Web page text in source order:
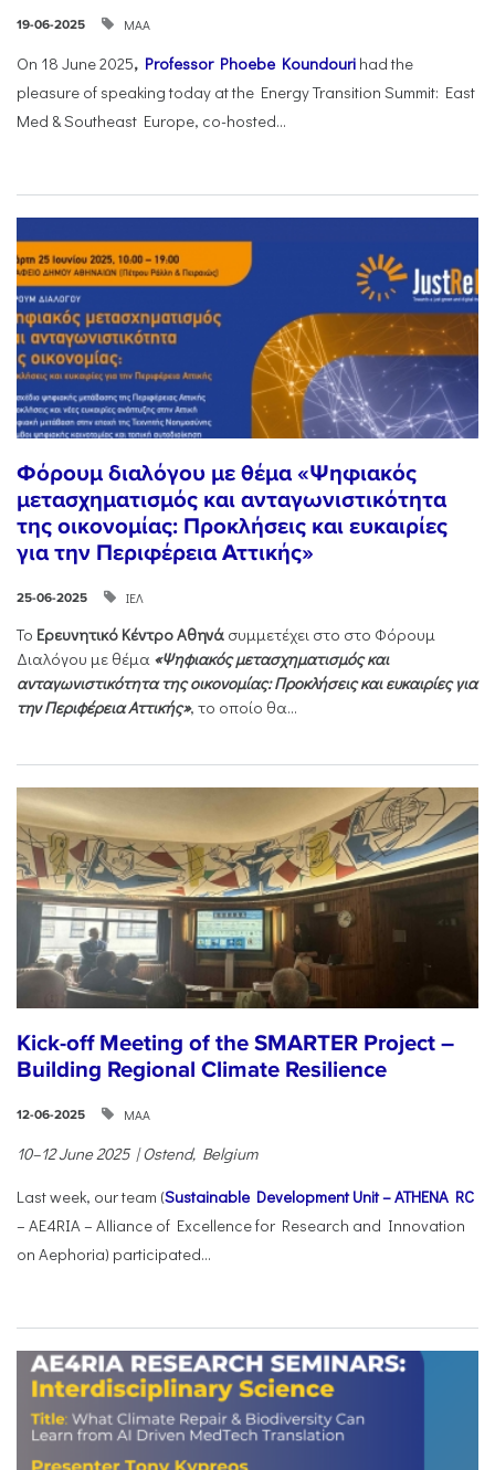
19-06-2025 ΜΑΑ
On 18 June 2025, Professor Phoebe Koundouri had the
pleasure of speaking today at the Energy Transition Summit: East
Med & Southeast Europe, co-hosted...
Φόρουμ διαλόγου με θέμα «Ψηφιακός
μετασχηματισμός και ανταγωνιστικότητα
της οικονομίας: Προκλήσεις και ευκαιρίες
για την Περιφέρεια Αττικής»
25-06-2025 ΙΕΛ
Το Ερευνητικό Κέντρο Αθηνά συμμετέχει στο στο Φόρουμ
Διαλόγου με θέμα «Ψηφιακός μετασχηματισμός και
ανταγωνιστικότητα της οικονομίας: Προκλήσεις και ευκαιρίες για
την Περιφέρεια Αττικής», το οποίο θα...
Kick-off Meeting of the SMARTER Project –
Building Regional Climate Resilience
12-06-2025 ΜΑΑ
10–12 June 2025 | Ostend, Belgium
Last week, our team (Sustainable Development Unit – ATHENA RC
– AE4RIA – Alliance of Excellence for Research and Innovation
on Aephoria) participated...